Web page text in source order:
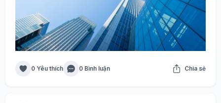
0 Yêu thích 0 Bình luận Chia sẻ